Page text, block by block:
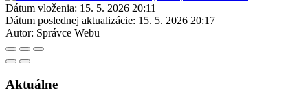
Dátum vloženia: 15. 5. 2026 20:11
Dátum poslednej aktualizácie: 15. 5. 2026 20:17
Autor: Správce Webu
Aktuálne